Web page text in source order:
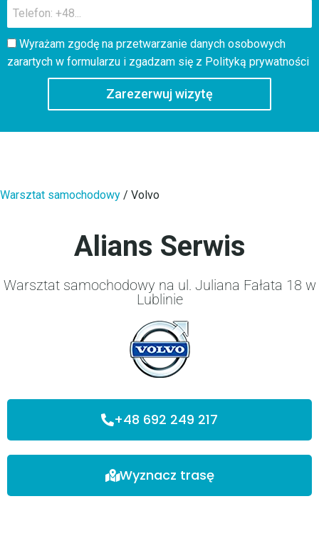
Warsztat samochodowy / Volvo
Alians Serwis
Warsztat samochodowy na ul. Juliana Fałata 18 w
Lublinie
+48 692 249 217
Wyznacz trasę
Wyrażam zgodę na przetwarzanie danych osobowych
zarartych w formularzu i zgadzam się z Polityką prywatności
Zarezerwuj wizytę